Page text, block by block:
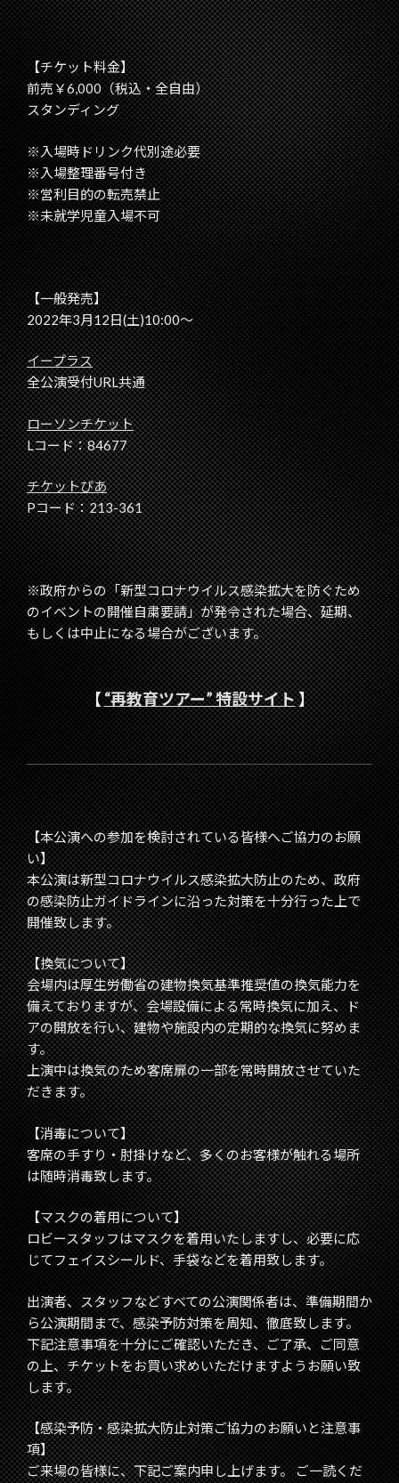
【チケット料金】
前売￥6,000（税込・全自由）
スタンディング
※入場時ドリンク代別途必要
※入場整理番号付き
※営利目的の転売禁止
※未就学児童入場不可
【一般発売】
2022年3月12日(土)10:00～
イープラス
全公演受付URL共通
ローソンチケット
Lコード：84677
チケットぴあ
Pコード：213-361
※政府からの「新型コロナウイルス感染拡大を防ぐため
のイベントの開催自粛要請」が発令された場合、延期、
もしくは中止になる場合がございます。
【“再教育ツアー” 特設サイト】
【本公演への参加を検討されている皆様へご協力のお願
い】
本公演は新型コロナウイルス感染拡大防止のため、政府
の感染防止ガイドラインに沿った対策を十分行った上で
開催致します。
【換気について】
会場内は厚生労働省の建物換気基準推奨値の換気能力を
備えておりますが、会場設備による常時換気に加え、ド
アの開放を行い、建物や施設内の定期的な換気に努めま
す。
上演中は換気のため客席扉の一部を常時開放させていた
だきます。
【消毒について】
客席の手すり・肘掛けなど、多くのお客様が触れる場所
は随時消毒致します。
【マスクの着用について】
ロビースタッフはマスクを着用いたしますし、必要に応
じてフェイスシールド、手袋などを着用致します。
出演者、スタッフなどすべての公演関係者は、準備期間か
ら公演期間まで、感染予防対策を周知、徹底致します。
下記注意事項を十分にご確認いただき、ご了承、ご同意
の上、チケットをお買い求めいただけますようお願い致
します。
【感染予防・感染拡大防止対策ご協力のお願いと注意事
項】
ご来場の皆様に、下記ご案内申し上げます。 ご一読くだ